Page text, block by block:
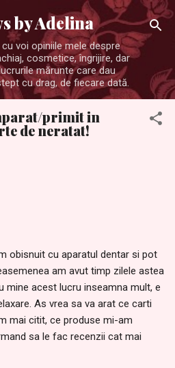
principal
by Adelina
voi opiniile mele despre
cosmetice, îngrijire, dar
mărunte care dau
cu drag, de fiecare dată.
primit in
de neratat!
obisnuit cu aparatul dentar si pot
am avut timp zilele astea
mine acest lucru inseamna mult, e
As vrea sa va arat ce carti
mai citit, ce produse mi-am
sa le fac recenzii cat mai